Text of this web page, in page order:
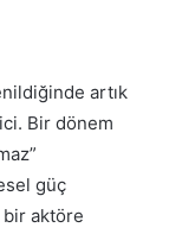
artık
Bir dönem
güç
bir aktöre